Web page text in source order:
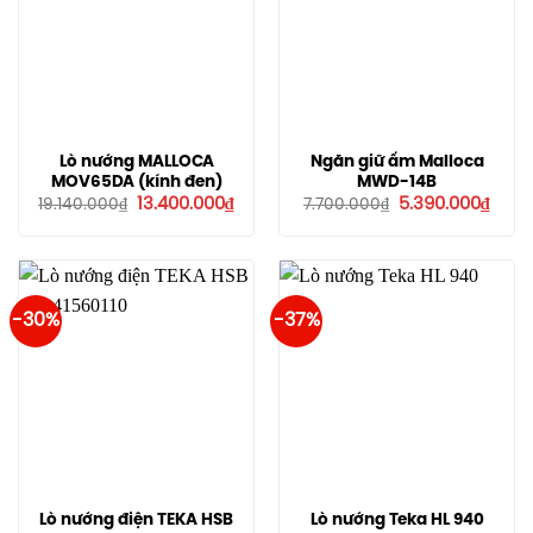
Lò nướng MALLOCA
MOV65DA (kính đen)
19.140.000₫ Giá
13.400.000₫Giá
hiện
13.400.000₫.
Ngăn giữ ấm Malloca
MWD-14B
7.700.000₫
Giá
5.390.000₫Giá
hiện
-30%
Lò nướng điện TEKA HSB
-37%
Lò nướng Teka HL 940